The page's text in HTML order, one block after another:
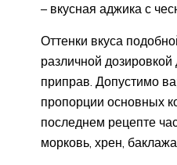
– вкусная аджика с
Оттенки вкуса
различной
приправ. Допустимо
пропорции основных
последнем рецепте
морковь, хрен,